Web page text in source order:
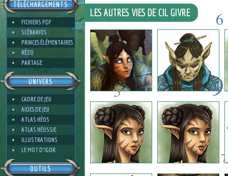
TÉLÉCHARGEMENTS
FICHIERS PDF
SCÉNARIOS
PRINCES ÉLÉMENTAIRES
RÉZO
PARTAGE
UNIVERS
CADRE DE JEU
AIDES DE JEU
ATLAS HÉOS
ATLAS HÉOSSIE
ILLUSTRATIONS
LE MOT D'IGOR
OUTILS
7
11
7
9
7
3
5
7
6
LES AUTRES VIES DE CIL GIVRE